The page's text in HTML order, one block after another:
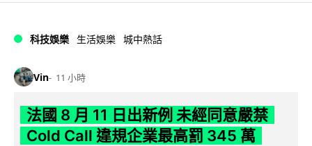
科技娛樂 生活娛樂 城中熱話
Vin 11 小時
法國 8 月 11 日出新例 未經同意嚴禁
Cold Call 違規企業最高罰 345 萬